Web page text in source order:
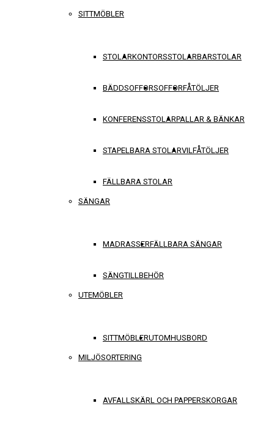
SITTMÖBLER
STOLARKONTORSSTOLARBARSTOLAR
BÄDDSOFFORSOFFORFÅTÖLJER
KONFERENSSTOLARPALLAR & BÄNKAR
STAPELBARA STOLARVILFÅTÖLJER
FÄLLBARA STOLAR
SÄNGAR
MADRASSERFÄLLBARA SÄNGAR
SÄNGTILLBEHÖR
UTEMÖBLER
SITTMÖBLERUTOMHUSBORD
MILJÖSORTERING
AVFALLSKÄRL OCH PAPPERSKORGAR